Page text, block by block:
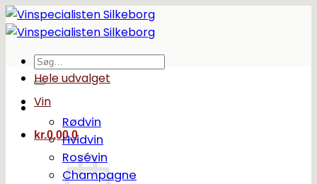
Fortsæt
til
Søg
efter:
kr.0,00 0
Hele udvalget
Vin
Rødvin
Hvidvin
Rosévin
Champagne